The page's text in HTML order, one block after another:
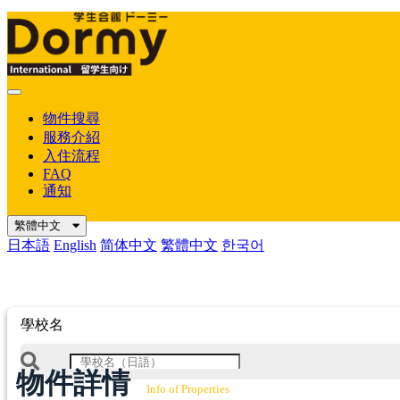
Mobile
物件搜尋
服務介紹
入住流程
FAQ
通知
繁體中文
日本語 English 简体中文 繁體中文 한국어
學校名
物件詳情 Info of Properties